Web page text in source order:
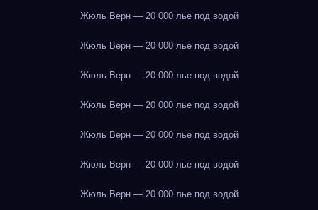
Жюль Верн — 20 000 лье под водой
Жюль Верн — 20 000 лье под водой
Жюль Верн — 20 000 лье под водой
Жюль Верн — 20 000 лье под водой
Жюль Верн — 20 000 лье под водой
Жюль Верн — 20 000 лье под водой
Жюль Верн — 20 000 лье под водой